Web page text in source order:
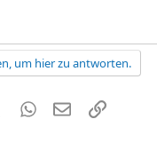
um hier zu antworten.
Tumblr WhatsApp
E-MailLink